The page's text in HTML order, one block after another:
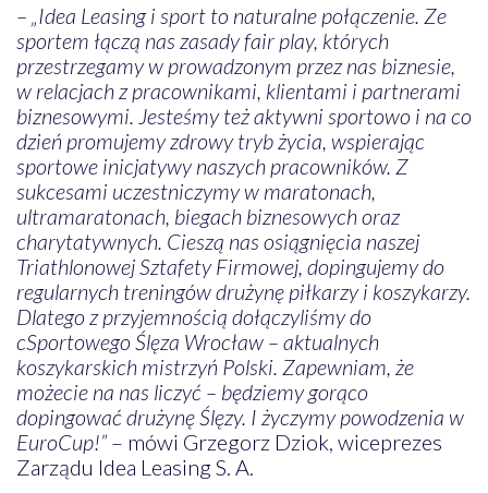
– „Idea Leasing i sport to naturalne połączenie. Ze
sportem łączą nas zasady fair play, których
przestrzegamy w prowadzonym przez nas biznesie,
w relacjach z pracownikami, klientami i partnerami
biznesowymi. Jesteśmy też aktywni sportowo i na co
dzień promujemy zdrowy tryb życia, wspierając
sportowe inicjatywy naszych pracowników. Z
sukcesami uczestniczymy w maratonach,
ultramaratonach, biegach biznesowych oraz
charytatywnych. Cieszą nas osiągnięcia naszej
Triathlonowej Sztafety Firmowej, dopingujemy do
regularnych treningów drużynę piłkarzy i koszykarzy.
Dlatego z przyjemnością dołączyliśmy do
cSportowego Ślęza Wrocław – aktualnych
koszykarskich mistrzyń Polski. Zapewniam, że
możecie na nas liczyć – będziemy gorąco
dopingować drużynę Ślęzy. I życzymy powodzenia w
EuroCup!”– mówi Grzegorz Dziok, wiceprezes
Zarządu Idea Leasing S. A.